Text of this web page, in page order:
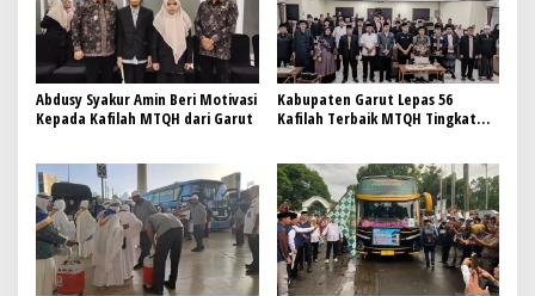
Abdusy Syakur Amin Beri Motivasi
Kepada Kafilah MTQH dari Garut
Kabupaten Garut Lepas 56
Kafilah Terbaik MTQH Tingkat